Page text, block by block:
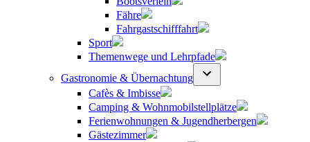
Fähre
Fahrgastschifffahrt
Sport
Themenwege und Lehrpfade
Gastronomie & Übernachtung
Cafès & Imbisse
Camping & Wohnmobilstellplätze
Ferienwohnungen & Jugendherbergen
Gästezimmer